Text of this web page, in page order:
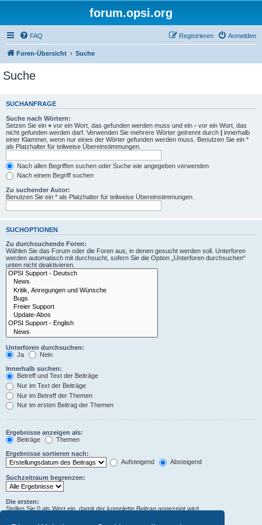
forum.opsi.org
FAQ Anmelden
Registrieren
Foren-Übersicht Suche
Suche
SUCHANFRAGE
Suche nach Wörtern:
Setzen Sie ein + vor ein Wort, das gefunden werden muss und ein - vor ein Wort, das
nicht gefunden werden darf. Verwenden Sie mehrere Wörter getrennt durch | innerhalb
einer Klammer, wenn nur eines der Wörter gefunden werden muss. Benutzen Sie ein *
als Platzhalter für teilweise Übereinstimmungen.
Nach allen Begriffen suchen oder Suche wie angegeben verwenden
Nach einem Begriff suchen
Zu suchender Autor:
Benutzen Sie ein * als Platzhalter für teilweise Übereinstimmungen.
SUCHOPTIONEN
Zu durchsuchende Foren:
Wählen Sie das Forum oder die Foren aus, in denen gesucht werden soll. Unterforen
werden automatisch mit durchsucht, sofern Sie die Option „Unterforen durchsuchen“
unten nicht deaktivieren.
Unterforen durchsuchen:
Ja
Nein
Innerhalb suchen:
Betreff und Text der Beiträge
Nur im Text der Beiträge
Nur im Betreff der Themen
Nur im ersten Beitrag der Themen
Ergebnisse anzeigen als:
Beiträge
Themen
Ergebnisse sortieren nach:
Aufsteigend
Absteigend
Suchzeitraum begrenzen:
Die ersten:
Stellen Sie 0 als Wert ein, damit der komplette Beitrag angezeigt wird.